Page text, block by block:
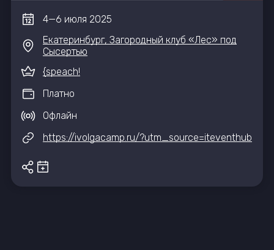
4—6 июля 2025
Екатеринбург, Загородный клуб «Лес» под
Сысертью
{speach!
Платно
Офлайн
https://ivolgacamp.ru/?utm_source=iteventhub